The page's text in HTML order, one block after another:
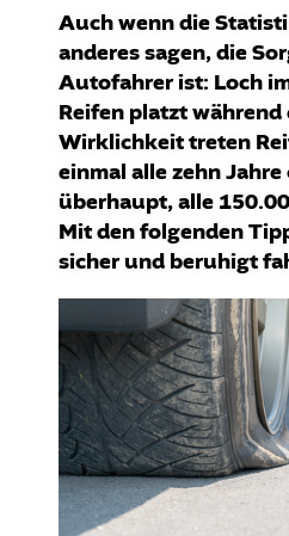
Auch wenn die
anderes sagen, die
Autofahrer ist: Loch
Reifen platzt während
Wirklichkeit treten
einmal alle zehn
überhaupt, alle
Mit den folgenden
sicher und beruhigt